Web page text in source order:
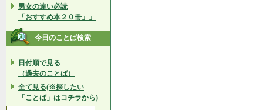
男女の違い必読
「おすすめ本２０冊」」
今日のことば検索
日付順で見る
（過去のことば）
全て見る(※探したい
「ことば」はコチラから)